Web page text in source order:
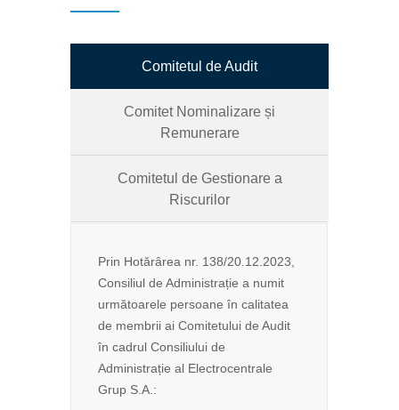
Comitetul de Audit
Comitet Nominalizare și
Remunerare
Comitetul de Gestionare a
Riscurilor
Prin Hotărârea nr. 138/20.12.2023,
Consiliul de Administrație a numit
următoarele persoane în calitatea
de membrii ai Comitetului de Audit
în cadrul Consiliului de
Administrație al Electrocentrale
Grup S.A.: